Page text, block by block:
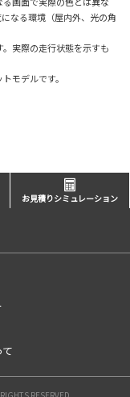
なる環境（屋内外、光の角
実際の走行状態を示すも
モデルです。
お見積りシミュレーション